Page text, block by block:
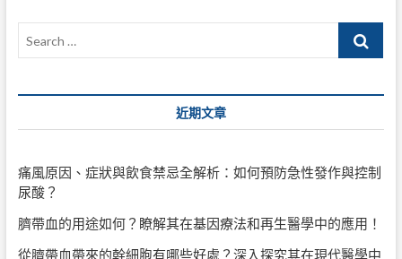
Search
近期文章
痛風原因、症狀與飲食禁忌全解析：如何預防急性發作與控制
尿酸？
臍帶血的用途如何？瞭解其在基因療法和再生醫學中的應用！
從臍帶血帶來的幹細胞有哪些好處？深入探究其在現代醫學中